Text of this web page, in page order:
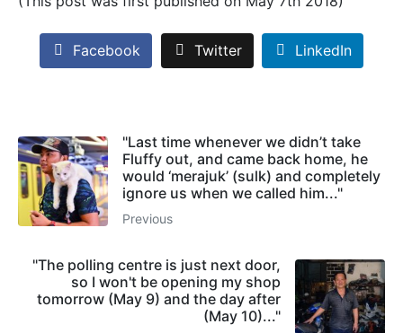
Facebook Twitter LinkedIn
"Last time whenever we didn’t take
Fluffy out, and came back home, he
would ‘merajuk’ (sulk) and completely
ignore us when we called him..."
Previous
"The polling centre is just next door,
so I won't be opening my shop
tomorrow (May 9) and the day after
(May 10)..."